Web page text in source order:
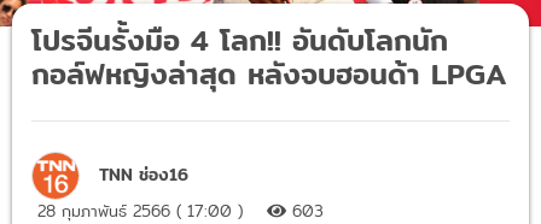
โปรจีนรั้งมือ 4 โลก!! อันดับโลกนัก
กอล์ฟหญิงล่าสุด หลังจบฮอนด้า LPGA
TNN ช่อง16
28 กุมภาพันธ์ 2566 ( 17:00 ) 603